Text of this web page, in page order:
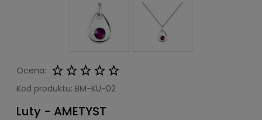
Ocena:
Kod produktu: BM-KU-02
Luty - AMETYST